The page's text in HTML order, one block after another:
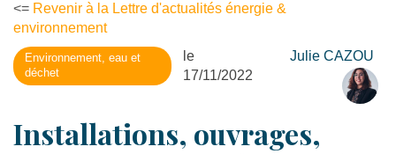
<= Revenir à la Lettre d'actualités énergie &
environnement
Environnement, eau et
déchet
le
17/11/2022
Julie CAZOU
Installations, ouvrages,